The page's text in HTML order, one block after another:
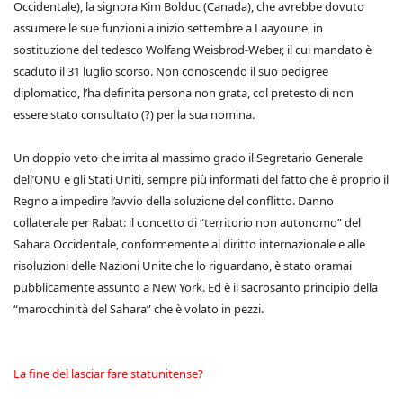
Occidentale), la signora Kim Bolduc (Canada), che avrebbe dovuto
assumere le sue funzioni a inizio settembre a Laayoune, in
sostituzione del tedesco Wolfang Weisbrod-Weber, il cui mandato è
scaduto il 31 luglio scorso. Non conoscendo il suo pedigree
diplomatico, l’ha definita persona non grata, col pretesto di non
essere stato consultato (?) per la sua nomina.
Un doppio veto che irrita al massimo grado il Segretario Generale
dell’ONU e gli Stati Uniti, sempre più informati del fatto che è proprio il
Regno a impedire l’avvio della soluzione del conflitto. Danno
collaterale per Rabat: il concetto di “territorio non autonomo” del
Sahara Occidentale, conformemente al diritto internazionale e alle
risoluzioni delle Nazioni Unite che lo riguardano, è stato oramai
pubblicamente assunto a New York. Ed è il sacrosanto principio della
“marocchinità del Sahara” che è volato in pezzi.
La fine del lasciar fare statunitense?